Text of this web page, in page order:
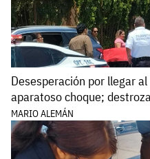
Desesperación por llegar
aparatoso choque;
MARIO ALEMÁN